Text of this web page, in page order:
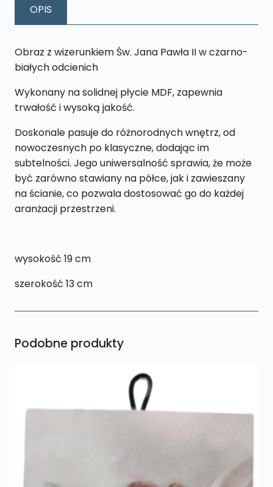
S17
13
19
cm
OPIS
Obraz z wizerunkiem Św. Jana Pawła II w czarno-
białych odcienich
Wykonany na solidnej płycie MDF, zapewnia
trwałość i wysoką jakość.
Doskonale pasuje do różnorodnych wnętrz, od
nowoczesnych po klasyczne, dodając im
subtelności. Jego uniwersalność sprawia, że może
być zarówno stawiany na półce, jak i zawieszany
na ścianie, co pozwala dostosować go do każdej
aranżacji przestrzeni.
wysokość 19 cm
szerokość 13 cm
Podobne produkty